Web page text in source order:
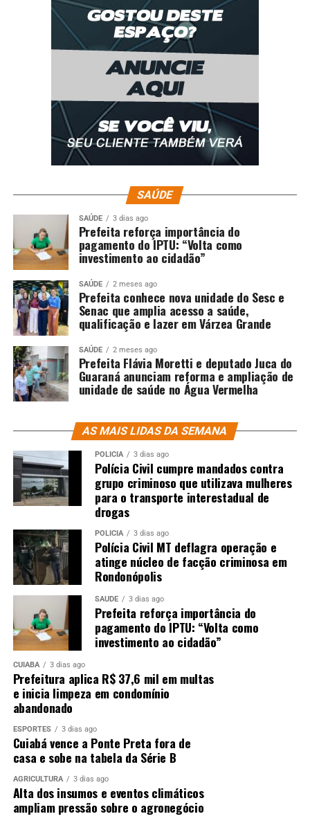
O bruxismo, segundo a Organização Mundial da Saúde
(OMS), afeta cerca de 40% da população brasileira. Entre
os sintomas mais frequentes estão dores de cabeça,
desconforto na mandíbula ao acordar e desgaste dental.
Penna destaca ainda que a prevenção passa por
mudanças de hábitos. “Atividades relaxantes, qualidade
do sono e o acompanhamento odontológico são
essenciais. A aplicação de toxina botulínica em alguns
casos também tem se mostrado eficaz”, aponta.
Siga a editoria de e fique por dentro de tudo sobre o
Fonte: Só Notícias
Comentários
RELATED TOPICS: AUMENTADO BRUXISMO
DESENVOLVER
DESTAQUE
ENTENDA GAMERS PODEM RISCO
SAÚDE
UP NEXT
Uso contínuo da pílula é associado ao risco de tumor
cerebral
Francisco Cuoco: entenda a causa da morte do ator
SAÚDE
SAÚDE 3 dias ago
Prefeita reforça importância do
pagamento do IPTU: “Volta como
investimento ao cidadão”
SAÚDE 2 meses ago
Prefeita conhece nova unidade do Sesc e
Senac que amplia acesso a saúde,
qualificação e lazer em Várzea Grande
SAÚDE 2 meses ago
Prefeita Flávia Moretti e deputado Juca do
Guaraná anunciam reforma e ampliação de
unidade de saúde no Água Vermelha
AS MAIS LIDAS DA SEMANA
POLÍCIA 3 dias ago
Polícia Civil cumpre mandados contra
grupo criminoso que utilizava mulheres
para o transporte interestadual de
drogas
POLÍCIA 3 dias ago
Polícia Civil MT deflagra operação e
atinge núcleo de facção criminosa em
Rondonópolis
SAÚDE 3 dias ago
Prefeita reforça importância do
pagamento do IPTU: “Volta como
investimento ao cidadão”
CUIABÁ 3 dias ago
Prefeitura aplica R$ 37,6 mil em multas
e inicia limpeza em condomínio
abandonado
ESPORTES 3 dias ago
Cuiabá vence a Ponte Preta fora de
casa e sobe na tabela da Série B
AGRICULTURA 3 dias ago
Alta dos insumos e eventos climáticos
ampliam pressão sobre o agronegócio